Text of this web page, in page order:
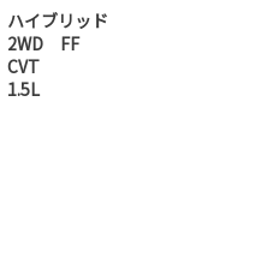
ハイブリッド
2WD FF
CVT
1.5L